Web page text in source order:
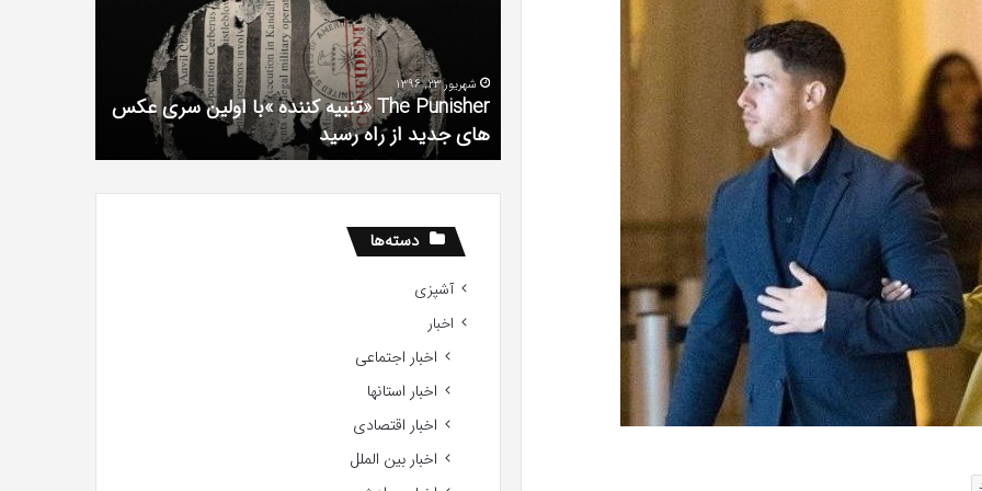
2”
موفق
خواهد
بود.
خواهد بود.
عکس
های
جدید
از
شهریور 23, 1396
The Punisher «تنبیه کننده »با اولین سری عکس
های جدید از راه رسید
دسته‌ها
آشپزی
اخبار
اخبار اجتماعی
اخبار استانها
اخبار اقتصادی
اخبار بین الملل